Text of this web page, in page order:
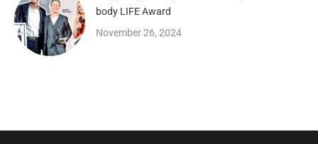
body LIFE Award
November 26, 2024